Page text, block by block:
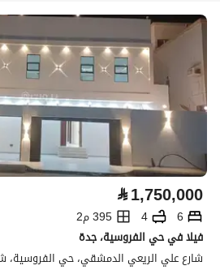
⃁1,750,000
6
4
395 م2
فيلا في حي الفروسية، جدة
شارع علي الريعي الدمشقي، حي الفروسية،